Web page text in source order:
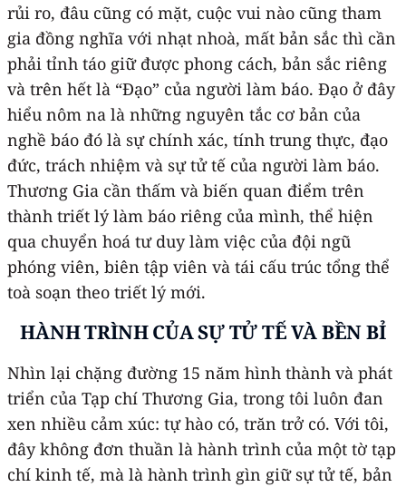
rủi ro, đâu cũng có mặt, cuộc vui nào cũng tham
gia đồng nghĩa với nhạt nhoà, mất bản sắc thì cần
phải tỉnh táo giữ được phong cách, bản sắc riêng
và trên hết là “Đạo” của người làm báo. Đạo ở đây
hiểu nôm na là những nguyên tắc cơ bản của
nghề báo đó là sự chính xác, tính trung thực, đạo
đức, trách nhiệm và sự tử tế của người làm báo.
Thương Gia cần thấm và biến quan điểm trên
thành triết lý làm báo riêng của mình, thể hiện
qua chuyển hoá tư duy làm việc của đội ngũ
phóng viên, biên tập viên và tái cấu trúc tổng thể
toà soạn theo triết lý mới.
HÀNH TRÌNH CỦA SỰ TỬ TẾ VÀ BỀN BỈ
Nhìn lại chặng đường 15 năm hình thành và phát
triển của Tạp chí Thương Gia, trong tôi luôn đan
xen nhiều cảm xúc: tự hào có, trăn trở có. Với tôi,
đây không đơn thuần là hành trình của một tờ tạp
chí kinh tế, mà là hành trình gìn giữ sự tử tế, bản